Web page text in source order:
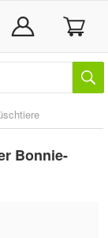
Bonnie-